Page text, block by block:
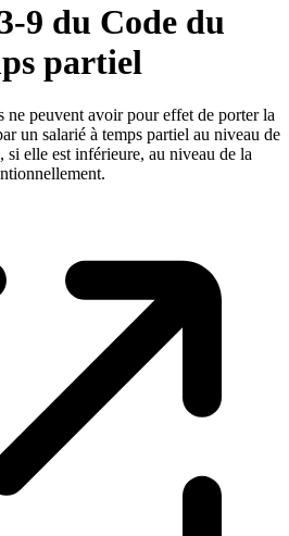
9 du Code du
partiel
ne peuvent avoir pour effet de porter la
un salarié à temps partiel au niveau de
elle est inférieure, au niveau de la